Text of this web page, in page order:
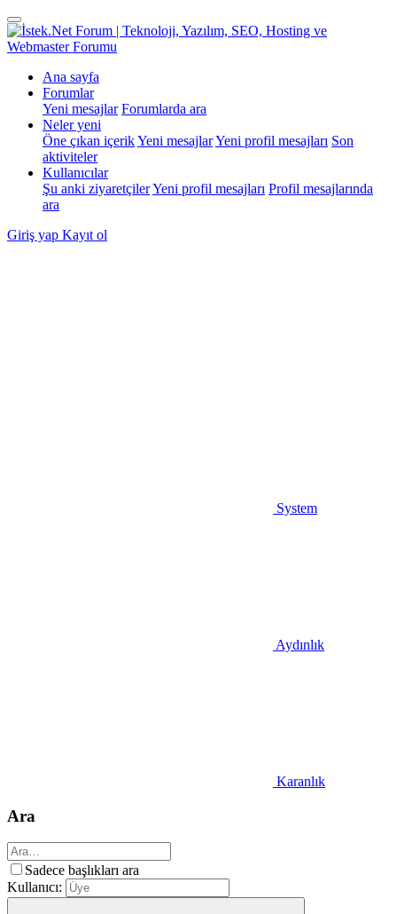
Ana sayfa
Forumlar
Yeni mesajlar Forumlarda ara
Neler yeni
Öne çıkan içerikYeni mesajlarYeni profil mesajları Son
aktiviteler
Kullanıcılar
Şu anki ziyaretçilerYeni profil mesajları Profil mesajlarında
ara
Giriş yap Kayıt ol
System
Aydınlık
Karanlık
Ara
Sadece başlıkları ara
Kullanıcı: